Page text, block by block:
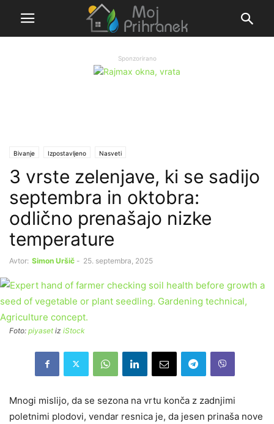
Sponzorirano
Bivanje Izpostavljeno Nasveti
3 vrste zelenjave, ki se sadijo
septembra in oktobra:
odlično prenašajo nizke
temperature
Avtor: Simon Uršič - 25. septembra, 2025
Foto: piyasetiz iStock
Mnogi mislijo, da se sezona na vrtu konča z zadnjimi
poletnimi plodovi, vendar resnica je, da jesen prinaša nove